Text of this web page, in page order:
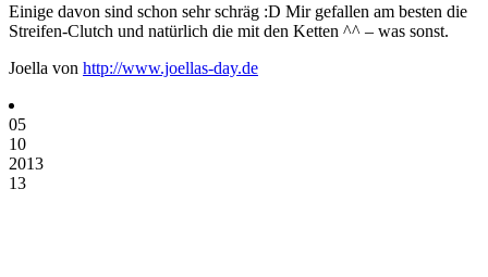
Einige davon sind schon sehr schräg :D Mir gefallen am besten die
Streifen-Clutch und natürlich die mit den Ketten ^^ – was sonst.
Joella von http://www.joellas-day.de
05
10
2013
13